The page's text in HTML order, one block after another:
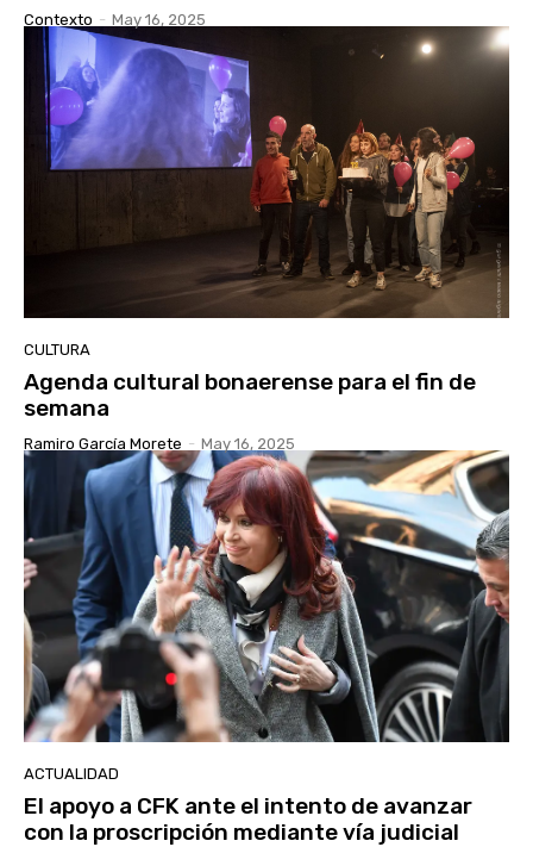
Contexto - May 16, 2025
CULTURA
Agenda cultural bonaerense para el fin de
semana
Ramiro García Morete - May 16, 2025
ACTUALIDAD
El apoyo a CFK ante el intento de avanzar
con la proscripción mediante vía judicial